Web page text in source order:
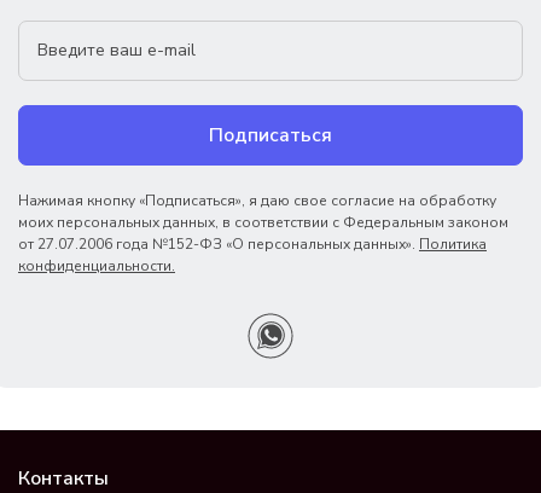
Подписаться
Нажимая кнопку «Подписаться», я даю свое согласие на обработку
моих персональных данных, в соответствии с Федеральным законом
от 27.07.2006 года №152-ФЗ «О персональных данных». Политика
конфиденциальности.
Контакты